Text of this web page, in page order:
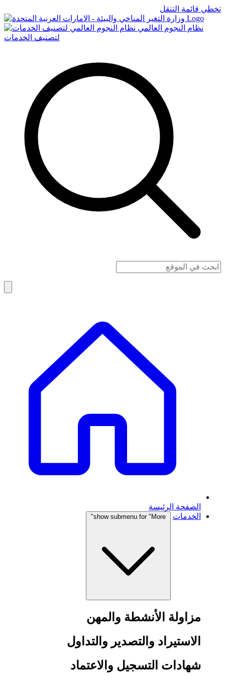
تخطي قائمة التنقل
Logo
نظام النجوم العالمي
لتصنيف الخدمات
الصفحة الرئيسة
الخدمات
show submenu for "More"
مزاولة الأنشطة والمهن
الاستيراد والتصدير والتداول
شهادات التسجيل والاعتماد